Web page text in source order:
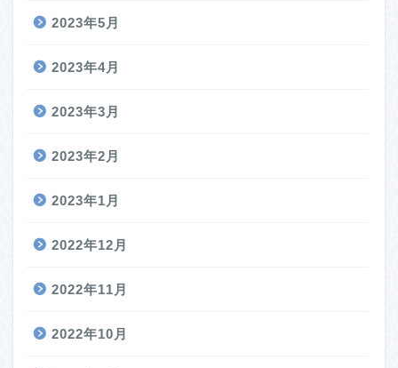
2023年5月
2023年4月
2023年3月
2023年2月
2023年1月
2022年12月
2022年11月
2022年10月